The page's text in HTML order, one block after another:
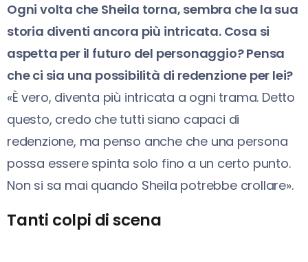
Ogni volta che Sheila torna, sembra che la sua
storia diventi ancora più intricata. Cosa si
aspetta per il futuro del personaggio? Pensa
che ci sia una possibilità di redenzione per lei?
«È vero, diventa più intricata a ogni trama. Detto
questo, credo che tutti siano capaci di
redenzione, ma penso anche che una persona
possa essere spinta solo fino a un certo punto.
Non si sa mai quando Sheila potrebbe crollare».
Tanti colpi di scena